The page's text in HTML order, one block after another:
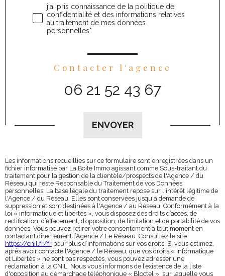
j'ai pris connaissance de la politique de
confidentialité et des informations relatives
au traitement de mes données
personnelles*
Contacter l'agence
06 21 52 43 67
ENVOYER
Les informations recueillies sur ce formulaire sont enregistrées dans un
fichier informatisé par La Boite Immo agissant comme Sous-traitant du
traitement pour la gestion de la clientèle/prospects de l'Agence / du
Réseau qui reste Responsable du Traitement de vos Données
personnelles. La base légale du traitement repose sur l'intérêt légitime de
l'Agence / du Réseau. Elles sont conservées jusqu'à demande de
suppression et sont destinées à l'Agence / au Réseau. Conformément à la
loi « informatique et libertés », vous disposez des droits d’accès, de
rectification, d’effacement, d’opposition, de limitation et de portabilité de vos
données. Vous pouvez retirer votre consentement à tout moment en
contactant directement l’Agence / Le Réseau. Consultez le site
https://cnil.fr/fr pour plus d’informations sur vos droits. Si vous estimez,
après avoir contacté l'Agence / le Réseau, que vos droits « Informatique
et Libertés » ne sont pas respectés, vous pouvez adresser une
réclamation à la CNIL. Nous vous informons de l’existence de la liste
d'opposition au démarchage téléphonique « Bloctel », sur laquelle vous